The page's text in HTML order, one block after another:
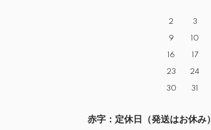
2 3
9 10
16 17
23 24
30 31
赤字：定休日（発送はお休み）